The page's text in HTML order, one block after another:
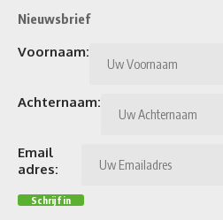
Nieuwsbrief
Voornaam:
Achternaam:
Email
adres: